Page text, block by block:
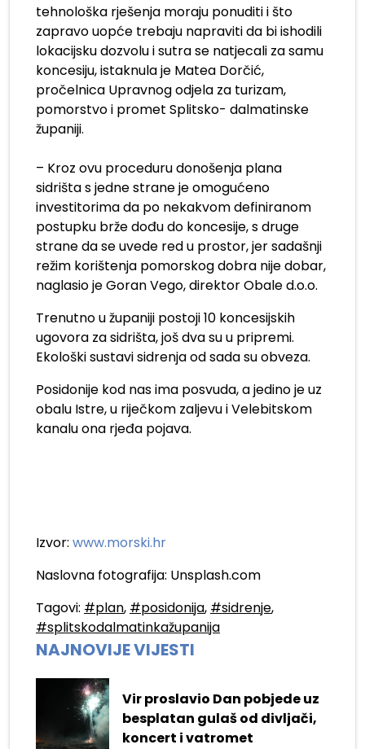
tehnološka rješenja moraju ponuditi i što
zapravo uopće trebaju napraviti da bi ishodili
lokacijsku dozvolu i sutra se natjecali za samu
koncesiju, istaknula je Matea Dorčić,
pročelnica Upravnog odjela za turizam,
pomorstvo i promet Splitsko- dalmatinske
županiji.
– Kroz ovu proceduru donošenja plana
sidrišta s jedne strane je omogućeno
investitorima da po nekakvom definiranom
postupku brže dođu do koncesije, s druge
strane da se uvede red u prostor, jer sadašnji
režim korištenja pomorskog dobra nije dobar,
naglasio je Goran Vego, direktor Obale d.o.o.
Trenutno u županiji postoji 10 koncesijskih
ugovora za sidrišta, još dva su u pripremi.
Ekološki sustavi sidrenja od sada su obveza.
Posidonije kod nas ima posvuda, a jedino je uz
obalu Istre, u riječkom zaljevu i Velebitskom
kanalu ona rjeđa pojava.
Izvor: www.morski.hr
Naslovna fotografija: Unsplash.com
Tagovi: #plan, #posidonija, #sidrenje,
#splitskodalmatinkažupanija
NAJNOVIJE VIJESTI
Vir proslavio Dan pobjede uz
besplatan gulaš od divljači,
koncert i vatromet